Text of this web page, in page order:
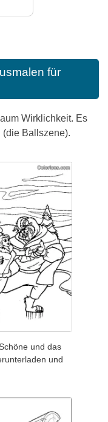
für
Wirklichkeit. Es
(die Ballszene).
und das
und